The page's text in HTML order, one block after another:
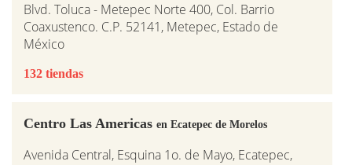
Blvd. Toluca - Metepec Norte 400, Col. Barrio
Coaxustenco. C.P. 52141, Metepec, Estado de
México
132 tiendas
Centro Las Americas en Ecatepec de Morelos
Avenida Central, Esquina 1o. de Mayo, Ecatepec,